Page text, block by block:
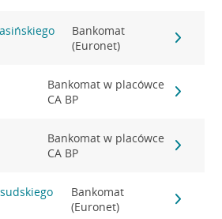
Bankomat
(Euronet)
Bankomat w placówce
CA BP
Bankomat w placówce
CA BP
Bankomat
(Euronet)